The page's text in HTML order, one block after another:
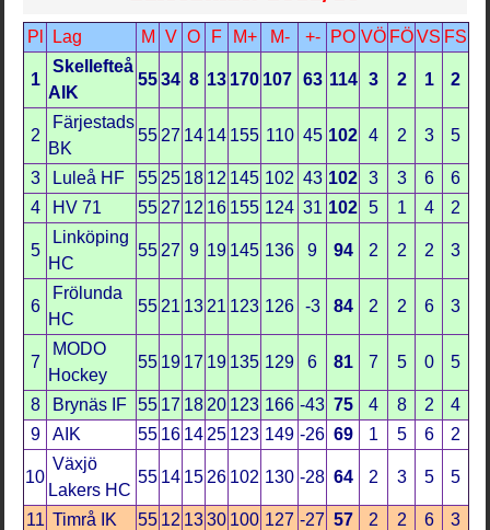
Pl Lag M V O F M+ M- +- PO VÖ FÖ VS FS
1
Skellefteå
AIK
55 34 8 13 170 107 63 114 3 2 1 2
2
Färjestads
BK
55 27 14 14 155 110 45 102 4 2 3 5
3 Luleå HF 55 25 18 12 145 102 43 102 3 3 6
6
4
HV 71 55 27 12 16 155 124 31 102 5 1 4 2
5
Linköping
HC
55 27 9 19 145 136 9 94 2 2 2 3
6
Frölunda
HC
55 21 13 21 123 126 -3 84 2 2 6 3
7
MODO
Hockey
55 19 17 19 135 129 6 81 7 5 0 5
8 Brynäs IF 55 17 18 20 123 166 -43 75 4 8 2
4
9
AIK 55 16 14 25 123 149 -26 69 1 5 6 2
10
Växjö
Lakers HC
55 14 15 26 102 130 -28 64 2 3 5 5
11 Timrå IK 55 12 13 30 100 127 -27 57 2 2 6
3